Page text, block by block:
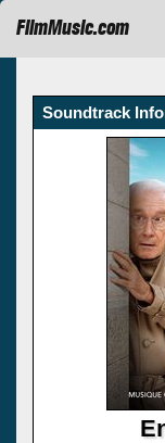
FilmMusic.com
Soundtrack